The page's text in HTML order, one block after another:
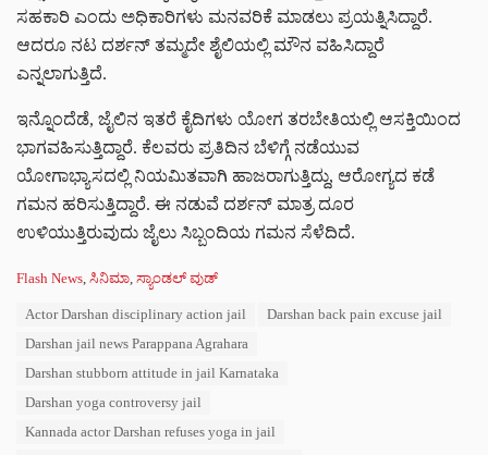
ಸಹಕಾರಿ ಎಂದು ಅಧಿಕಾರಿಗಳು ಮನವರಿಕೆ ಮಾಡಲು ಪ್ರಯತ್ನಿಸಿದ್ದಾರೆ.
ಆದರೂ ನಟ ದರ್ಶನ್ ತಮ್ಮದೇ ಶೈಲಿಯಲ್ಲಿ ಮೌನ ವಹಿಸಿದ್ದಾರೆ
ಎನ್ನಲಾಗುತ್ತಿದೆ.
ಇನ್ನೊಂದೆಡೆ, ಜೈಲಿನ ಇತರೆ ಕೈದಿಗಳು ಯೋಗ ತರಬೇತಿಯಲ್ಲಿ ಆಸಕ್ತಿಯಿಂದ
ಭಾಗವಹಿಸುತ್ತಿದ್ದಾರೆ. ಕೆಲವರು ಪ್ರತಿದಿನ ಬೆಳಿಗ್ಗೆ ನಡೆಯುವ
ಯೋಗಾಭ್ಯಾಸದಲ್ಲಿ ನಿಯಮಿತವಾಗಿ ಹಾಜರಾಗುತ್ತಿದ್ದು, ಆರೋಗ್ಯದ ಕಡೆ
ಗಮನ ಹರಿಸುತ್ತಿದ್ದಾರೆ. ಈ ನಡುವೆ ದರ್ಶನ್ ಮಾತ್ರ ದೂರ
ಉಳಿಯುತ್ತಿರುವುದು ಜೈಲು ಸಿಬ್ಬಂದಿಯ ಗಮನ ಸೆಳೆದಿದೆ.
C
Flash News ಸಿನಿಮಾ ಸ್ಯಾಂಡಲ್ ವುಡ್
Actor Darshan disciplinary action jail
Darshan back pain excuse jail
Darshan jail news Parappana Agrahara
Darshan stubborn attitude in jail Karnataka
Darshan yoga controversy jail
Kannada actor Darshan refuses yoga in jail